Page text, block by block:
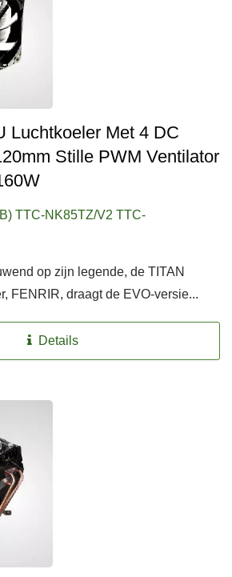
Luchtkoeler Met 4 DC
Stille PWM Ventilator
TTC-NK85TZ/V2 TTC-
op zijn legende, de TITAN
FENRIR, draagt de EVO-versie...
Details